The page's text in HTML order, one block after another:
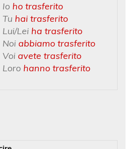
Io ho trasferito
Tu hai trasferito
Lui/Lei ha trasferito
Noi abbiamo trasferito
Voiavete trasferito
Loro hanno trasferito